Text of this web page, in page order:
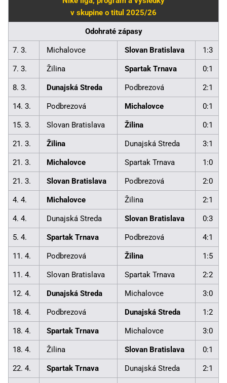
v skupine o titul 2025/26
Odohraté zápasy
7. 3. Michalovce Slovan Bratislava 1:3
7. 3. Žilina Spartak Trnava 0:1
8. 3. Dunajská Streda Podbrezová 2:1
14. 3. Podbrezová Michalovce 0:1
15. 3. Slovan Bratislava Žilina 0:1
21. 3. Žilina Dunajská Streda 3:1
21. 3. Michalovce Spartak Trnava 1:0
21. 3. Slovan Bratislava Podbrezová 2:0
4. 4. Michalovce Žilina 2:1
4. 4. Dunajská Streda Slovan Bratislava 0:3
5. 4. Spartak Trnava Podbrezová 4:1
11. 4. Podbrezová Žilina 1:5
11. 4. Slovan Bratislava Spartak Trnava 2:2
12. 4. Dunajská Streda Michalovce 3:0
18. 4. Podbrezová Dunajská Streda 1:2
18. 4. Spartak Trnava Michalovce 3:0
18. 4. Žilina Slovan Bratislava 0:1
22. 4. Spartak Trnava Dunajská Streda 2:1